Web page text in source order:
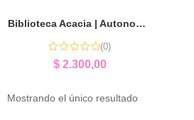
Biblioteca Acacia | Autonomía y Estimulación Temprana
(0)
$2.300,00
Mostrando el único resultado